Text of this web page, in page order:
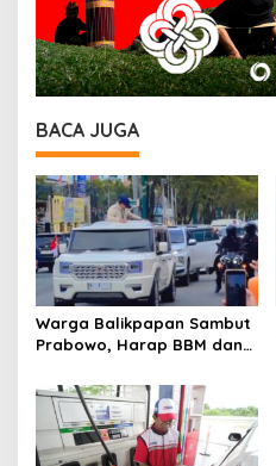
BACA JUGA
Warga Balikpapan Sambut
Prabowo, Harap BBM dan